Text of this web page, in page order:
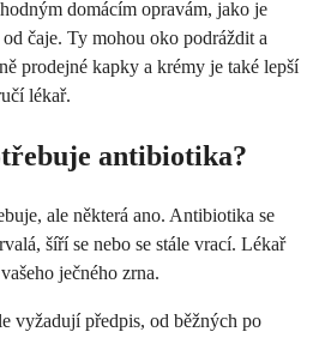
domácím opravám, jako je
čaje. Ty mohou oko podráždit a
prodejné kapky a krémy je také lepší
lékař.
antibiotika?
ale některá ano. Antibiotika se
šíří se nebo se stále vrací. Lékař
ječného zrna.
vyžadují předpis, od běžných po